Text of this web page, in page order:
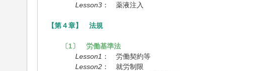
Lesson3 ： 薬液注入
【第４章】 法規
〔1〕 労働基準法
Lesson1 ： 労働契約等
Lesson2 ： 就労制限